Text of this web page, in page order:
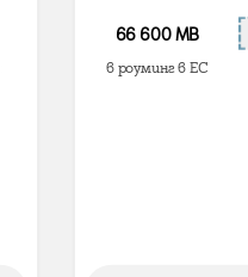
66 600 MB
в роуминг в ЕС